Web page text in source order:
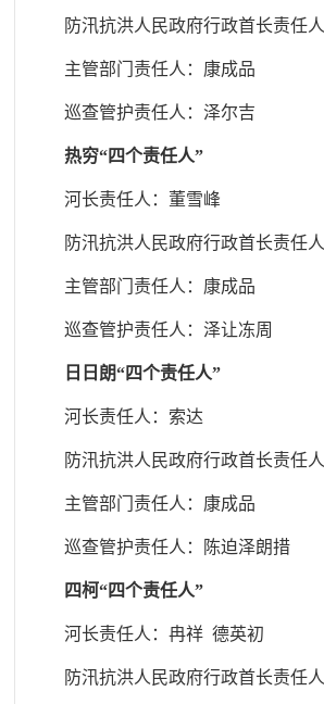
防汛抗洪人民政府行政首长责任人
主管部门责任人 ：康成品
巡查管护责任人 ：泽尔吉
热穷“四个责任人”
河长责任人：董雪峰
防汛抗洪人民政府行政首长责任人
主管部门责任人 ：康成品
巡查管护责任人 ：泽让冻周
日日朗“四个责任人”
河长责任人：索达
防汛抗洪人民政府行政首长责任人
主管部门责任人 ：康成品
巡查管护责任人 ：陈迫泽朗措
四柯“四个责任人”
河长责任人：冉祥 德英初
防汛抗洪人民政府行政首长责任人